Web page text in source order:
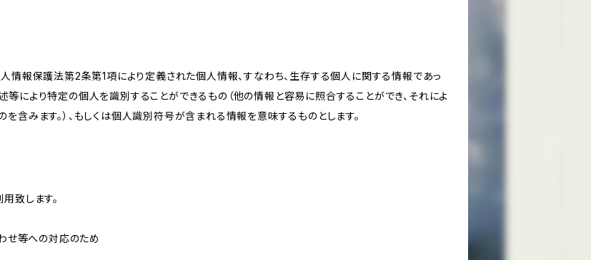
情報保護法第2条第1項により定義された個人情報、すなわち、生存する個人に関する情報であっ
により特定の個人を識別することができるもの（他の情報と容易に照合することができ、それによ
含みます。）、もしくは個人識別符号が含まれる情報を意味するものとします。
致します。
せ等への対応のため